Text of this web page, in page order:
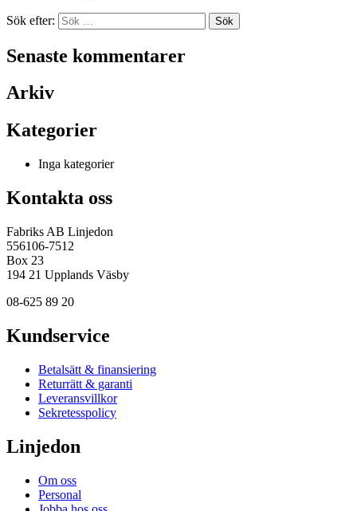
Sök efter:
Senaste kommentarer
Arkiv
Kategorier
Inga kategorier
Kontakta oss
Fabriks AB Linjedon
556106-7512
Box 23
194 21 Upplands Väsby
08-625 89 20
Kundservice
Betalsätt & finansiering
Returrätt & garanti
Leveransvillkor
Sekretesspolicy
Linjedon
Om oss
Personal